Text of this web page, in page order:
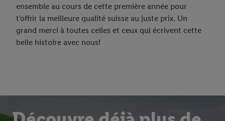
ensemble au cours de cette première année pour
t'offrir la meilleure qualité suisse au juste prix. Un
grand merci à toutes celles et ceux qui écrivent cette
belle histoire avec nous!